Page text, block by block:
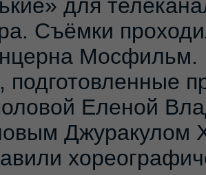
для
Съёмки
Мосфильм.
подготовленные
Еленой
Джуракулом